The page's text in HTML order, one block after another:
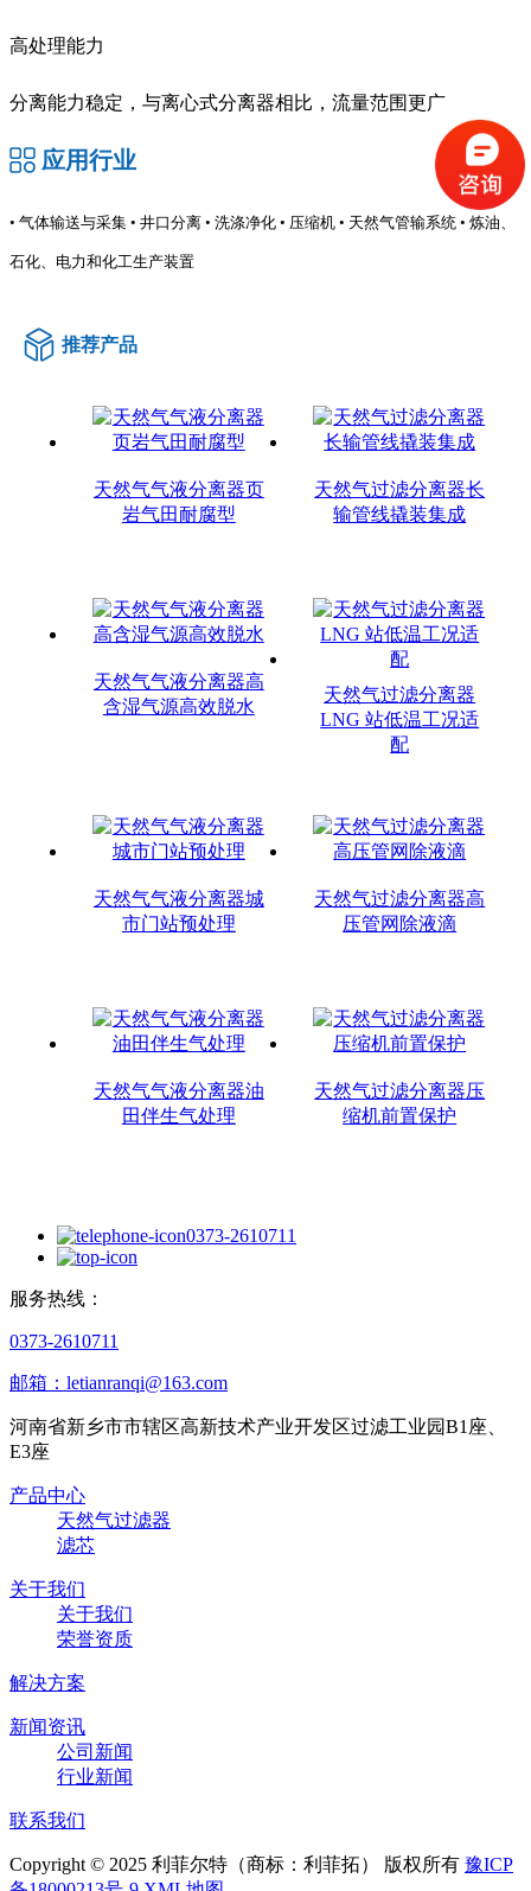
高处理能力
分离能力稳定，与离心式分离器相比，流量范围更广
应用行业
• 气体输送与采集 • 井口分离 • 洗涤净化 • 压缩机 • 天然气管输系统 • 炼油、
石化、电力和化工生产装置
推荐产品
天然气气液分离器页
岩气田耐腐型
天然气过滤分离器长
输管线撬装集成
天然气气液分离器高
含湿气源高效脱水
天然气过滤分离器
LNG 站低温工况适
配
天然气气液分离器城
市门站预处理
天然气过滤分离器高
压管网除液滴
天然气气液分离器油
田伴生气处理
天然气过滤分离器压
缩机前置保护
0373-2610711
服务热线：
0373-2610711
邮箱：letianranqi@163.com
河南省新乡市市辖区高新技术产业开发区过滤工业园B1座、
E3座
产品中心
天然气过滤器
滤芯
关于我们
关于我们
荣誉资质
解决方案
新闻资讯
公司新闻
行业新闻
联系我们
Copyright © 2025 利菲尔特（商标：利菲拓） 版权所有 豫ICP